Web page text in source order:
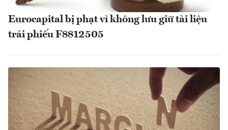
Eurocapital bị phạt vì không lưu giữ tài liệu
trái phiếu F8812505